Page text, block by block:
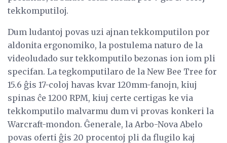
tekkomputiloj.
Dum ludantoj povas uzi ajnan tekkomputilon por
aldonita ergonomiko, la postulema naturo de la
videoludado sur tekkomputilo bezonas ion iom pli
specifan. La tegkomputilaro de la New Bee Tree for
15.6 ĝis 17-coloj havas kvar 120mm-fanojn, kiuj
spinas ĉe 1200 RPM, kiuj certe certigas ke via
tekkomputilo malvarmu dum vi provas konkeri la
Warcraft-mondon. Ĝenerale, la Arbo-Nova Abelo
povas oferti ĝis 20 procentoj pli da flugilo kaj